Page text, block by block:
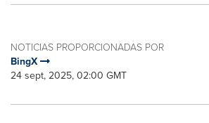
NOTICIAS PROPORCIONADAS POR
BingX
24 sept, 2025, 02:00 GMT